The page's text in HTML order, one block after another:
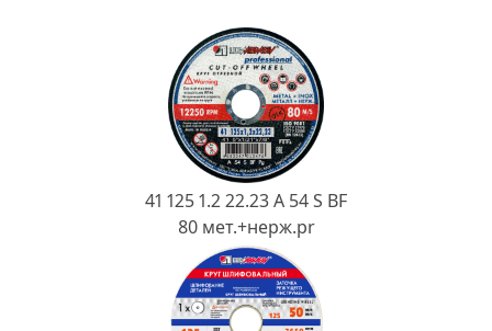
Огнеупорная SiC смесь
41 125 1.2 22.23 A 54 S BF
80 мет.+нерж.pr